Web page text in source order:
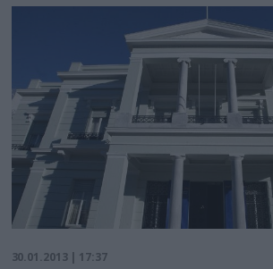
επισημαίνοντας ότι η επίσκεψή της
ένδειξη της αλληλεγγύης που
Ολάντ αμέσως μετά την εκλογή του.
30.01.2013 | 17:37